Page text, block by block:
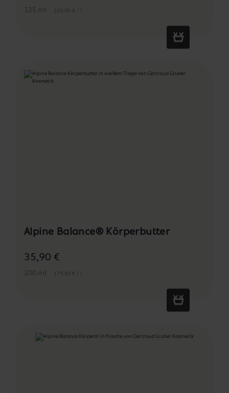
125 ml 220,00 € / l
Alpine Balance® Körperbutter
200 ml 179,50 € / l
35,90 €